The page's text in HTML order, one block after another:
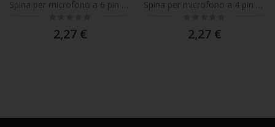
2,27 € 2,27 €